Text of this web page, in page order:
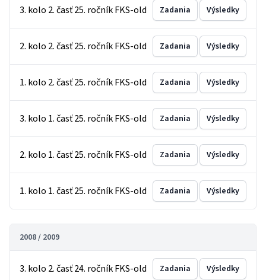
3. kolo 2. časť 25. ročník FKS-old Zadania Výsledky
2. kolo 2. časť 25. ročník FKS-old Zadania Výsledky
1. kolo 2. časť 25. ročník FKS-old Zadania Výsledky
3. kolo 1. časť 25. ročník FKS-old Zadania Výsledky
2. kolo 1. časť 25. ročník FKS-old Zadania Výsledky
1. kolo 1. časť 25. ročník FKS-old Zadania Výsledky
2008 / 2009
3. kolo 2. časť 24. ročník FKS-old Zadania Výsledky